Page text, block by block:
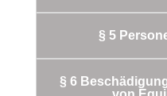
§ 5
§ 6